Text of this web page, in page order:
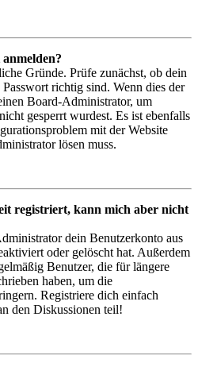
Gründe. Prüfe zunächst, ob dein
richtig sind. Wenn dies der
Board-Administrator, um
gesperrt wurdest. Es ist ebenfalls
mit der Website
lösen muss.
registriert, kann mich aber nicht
dein Benutzerkonto aus
oder gelöscht hat. Außerdem
Benutzer, die für längere
haben, um die
Registriere dich einfach
den Diskussionen teil!